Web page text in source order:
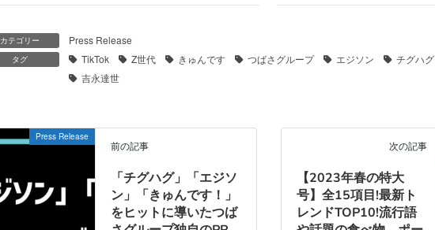
カテゴリー Press Release
タグ TikTok Z世代 きゅんです つばさグループ エジソン チグハグ
吉永達世
Press Release
前の記事
「チグハグ」「エジソ
ン」「きゅんです！」
をヒットに導いたつば
次の記事
【2023年春の特大
号】全15項目!最新ト
レンドTOP10!流行語